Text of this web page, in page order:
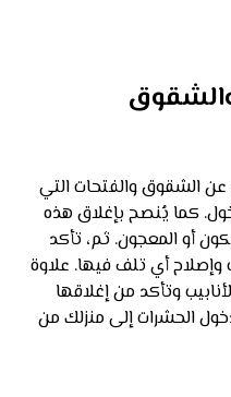
عن الشقوق والفتحات التي
كما يُنصح بإغلاق هذه
أو المعجون. ثم، تأكد
وإصلاح أي تلف فيها. علاوة
وتأكد من إغلاقها
الحشرات إلى منزلك من